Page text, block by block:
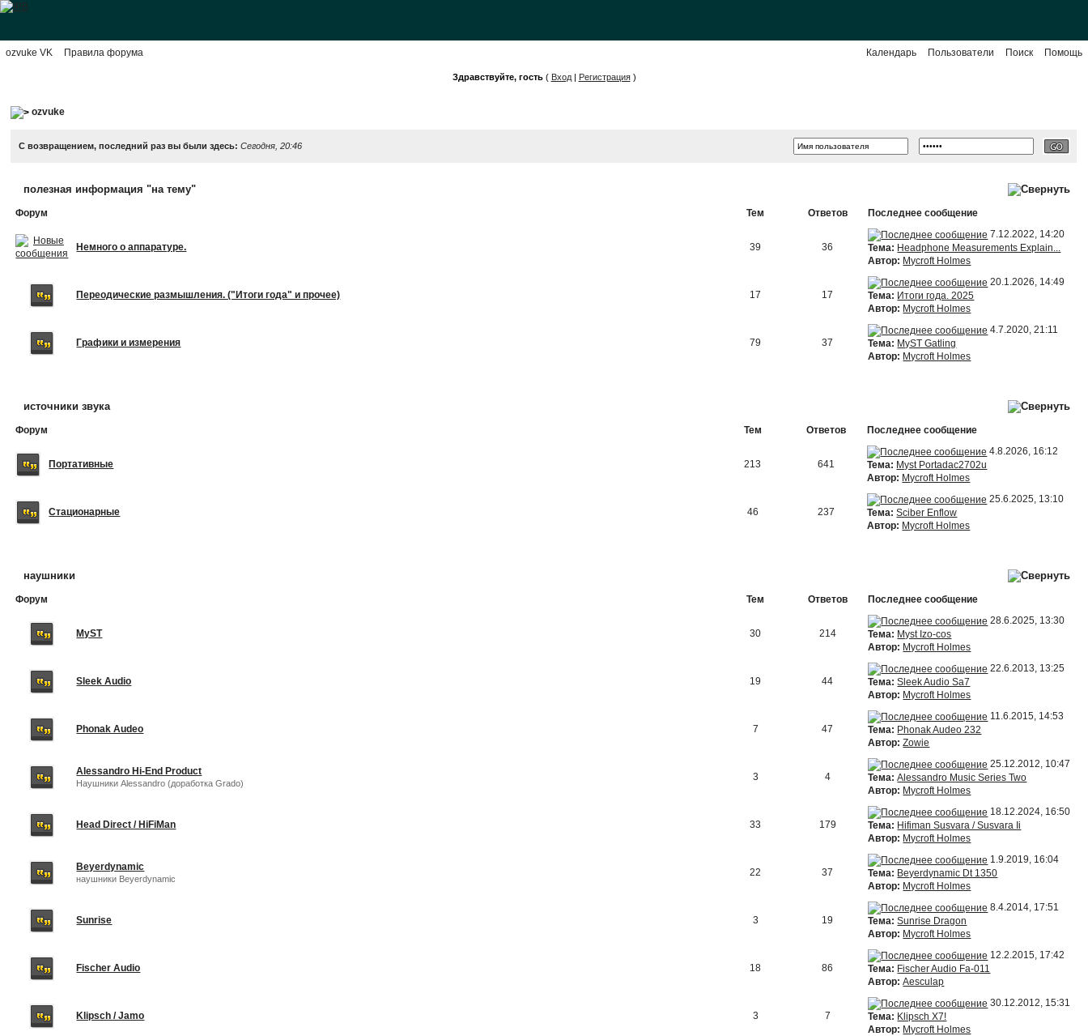
ozvuke VK Правила форума Помощь
Поиск
Пользователи
Календарь
Здравствуйте, гость( Вход| Регистрация)
ozvuke
С возвращением, последний раз вы были здесь:Сегодня, 20:46
полезная информация "на тему"
Форум Тем Ответов Последнее сообщение
Немного о аппаратуре. 39 36
7.12.2022, 14:20
Тема: Headphone Measurements Explain...
Автор: Mycroft Holmes
Переодические размышления. ("Итоги года" и прочее) 17 17
20.1.2026, 14:49
Тема: Итоги года. 2025
Автор: Mycroft Holmes
Графики и измерения 79 37
4.7.2020, 21:11
Тема: MyST Gatling
Автор: Mycroft Holmes
источники звука
Форум Тем Ответов Последнее сообщение
Портативные 213 641
4.8.2026, 16:12
Тема: Myst Portadac2702u
Автор: Mycroft Holmes
Стационарные 46 237
25.6.2025, 13:10
Тема: Sciber Enflow
Автор: Mycroft Holmes
наушники
Форум Тем Ответов Последнее сообщение
MyST 30 214
28.6.2025, 13:30
Тема: Myst Izo-cos
Автор: Mycroft Holmes
Sleek Audio 19 44
22.6.2013, 13:25
Тема: Sleek Audio Sa7
Автор: Mycroft Holmes
Phonak Audeo 7 47
11.6.2015, 14:53
Тема: Phonak Audeo 232
Автор: Zowie
Alessandro Hi-End Product
Наушники Alessandro (доработка Grado)
3 4
25.12.2012, 10:47
Тема: Alessandro Music Series Two
Автор: Mycroft Holmes
Head Direct / HiFiMan 33 179
18.12.2024, 16:50
Тема: Hifiman Susvara / Susvara Ii
Автор: Mycroft Holmes
Beyerdynamic
наушники Beyerdynamic
22 37
1.9.2019, 16:04
Тема: Beyerdynamic Dt 1350
Автор: Mycroft Holmes
Sunrise 3 19
8.4.2014, 17:51
Тема: Sunrise Dragon
Автор: Mycroft Holmes
Fischer Audio 18 86
12.2.2015, 17:42
Тема: Fischer Audio Fa-011
Автор: Aesculap
Klipsch / Jamo 3 7
30.12.2012, 15:31
Тема: Klipsch X7!
Автор: Mycroft Holmes